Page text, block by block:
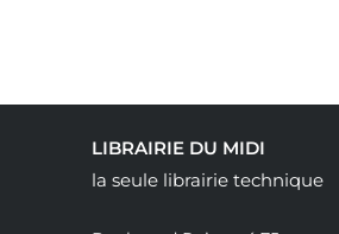
LIBRAIRIE DU MIDI
la seule librairie technique